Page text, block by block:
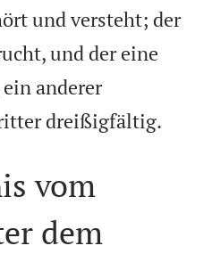
und versteht; der
und der eine
anderer
dreißigfältig.
vom
dem